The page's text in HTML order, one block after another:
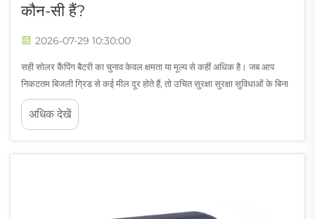
कौन-सी हैं?
2026-07-29 10:30:00
सही सोलर कैंपिंग बैटरी का चुनाव केवल क्षमता या मूल्य से कहीं अधिक है। जब आप
निकटतम बिजली ग्रिड से कई मील दूर होते हैं, तो उचित सुरक्षा सुरक्षा सुविधाओं के बिना
एक सोलर कैंपिंग बैटरी पर निर्भर रहना आपके उपकरणों — और आपकी सुरक्षा...
अधिक देखें